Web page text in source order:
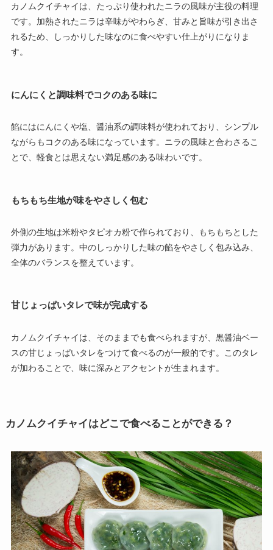
カノムクイチャイは、たっぷり使われたニラの風味が主役の料理
です。加熱されたニラは辛味がやわらぎ、甘みと旨味が引き出さ
れるため、しっかりした味なのに食べやすい仕上がりになりま
す。
にんにくと調味料でコクのある味に
餡にはにんにくや塩、醤油系の調味料が使われており、シンプル
ながらもコクのある味になっています。ニラの風味と合わさるこ
とで、軽食とは思えない満足感のある味わいです。
もちもち生地が味をやさしく包む
外側の生地は米粉やタピオカ粉で作られており、もちもちとした
弾力があります。中のしっかりした味の餡をやさしく包み込み、
全体のバランスを整えています。
甘じょっぱいタレで味が完成する
カノムクイチャイは、そのままでも食べられますが、黒醤油ベー
スの甘じょっぱいタレをつけて食べるのが一般的です。このタレ
が加わることで、味に深みとアクセントが生まれます。
カノムクイチャイはどこで食べることができる？